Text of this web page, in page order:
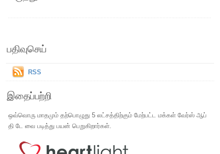
பதிவுசெய்
RSS
இதைப்பற்றி
ஒவ்வொரு மாதமும் தற்பொழுது 5 லட்சத்திற்கும் மேற்பட்ட மக்கள் வேர்ஸ் ஆப்
தி டே வை படித்து பயன் பெறுகிறார்கள்.